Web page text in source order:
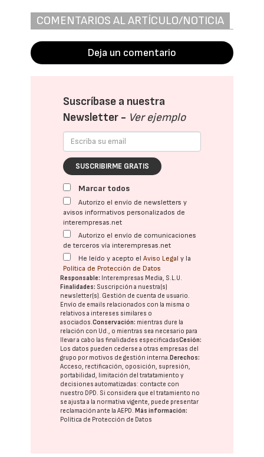
COMENTARIOS AL ARTÍCULO/NOTICIA
Deja un comentario
Suscríbase a nuestra
Newsletter - Ver ejemplo
SUSCRIBIRME GRATIS
Marcar todos
Autorizo el envío de newsletters y
avisos informativos personalizados de
interempresas.net
Autorizo el envío de comunicaciones
de terceros vía interempresas.net
He leído y acepto elAviso Legal y la
Política de Protección de Datos
Responsable: Interempresas Media, S.L.U.
Finalidades: Suscripción a nuestra(s)
newsletter(s). Gestión de cuenta de usuario.
Envío de emails relacionados con la misma o
relativos a intereses similares o
asociados.Conservación: mientras dure la
relación con Ud., o mientras sea necesario para
llevar a cabo las finalidades especificadasCesión:
Los datos pueden cederse a otras empresas del
grupo por motivos de gestión interna.Derechos:
Acceso, rectificación, oposición, supresión,
portabilidad, limitación del tratatamiento y
decisiones automatizadas: contacte con
nuestro DPD. Si considera que el tratamiento no
se ajusta a la normativa vigente, puede presentar
reclamación ante laAEPD.Más información:
Política de Protección de Datos